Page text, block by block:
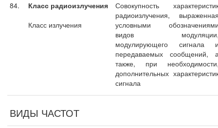
84.
Класс радиоизлучения
Класс излучения
Совокупность
радиоизлучения,
условными
видов
модулирующего сигнала
передаваемых сообщений,
также, при
дополнительных
сигнала
ВИДЫ ЧАСТОТ